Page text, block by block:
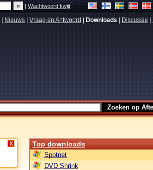
|Wachtwoord kwijt
Nieuws Vraag en Antwoord Downloads Discussie
X Top downloads
Spotnet
DVD Shrink